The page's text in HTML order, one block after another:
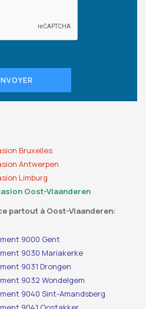
Bruxelles
Antwerpen
Limburg
Oost-Vlaanderen
partout à Oost-Vlaanderen:
9000 Gent
9030 Mariakerke
9031 Drongen
9032 Wondelgem
9040 Sint-Amandsberg